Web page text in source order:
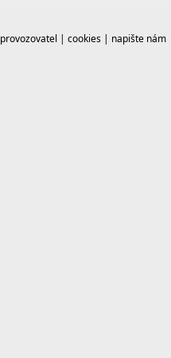
provozovatel | cookies | napište nám